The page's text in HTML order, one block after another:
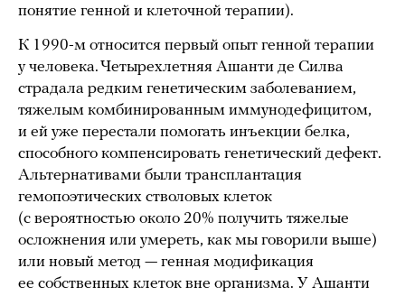
понятие генной и клеточной терапии).
К 1990-м относится первый опыт генной терапии
у человека. Четырехлетняя Ашанти де Силва
страдала редким генетическим заболеванием,
тяжелым комбинированным иммунодефицитом,
и ей уже перестали помогать инъекции белка,
способного компенсировать генетический дефект.
Альтернативами были трансплантация
гемопоэтических стволовых клеток
(с вероятностью около 20% получить тяжелые
осложнения или умереть, как мы говорили выше)
или новый метод — генная модификация
ее собственных клеток вне организма. У Ашанти